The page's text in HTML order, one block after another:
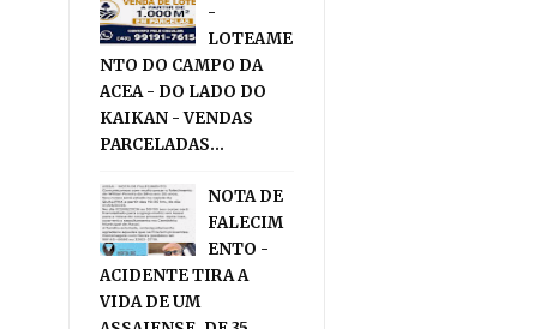
-
LOTEAME
NTO DO CAMPO DA
ACEA - DO LADO DO
KAIKAN - VENDAS
PARCELADAS...
NOTA DE
FALECIM
ENTO -
ACIDENTE TIRA A
VIDA DE UM